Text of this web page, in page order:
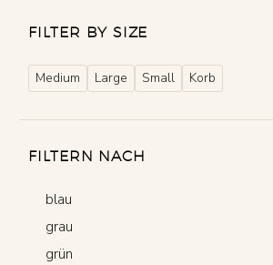
FILTER BY SIZE
Medium Large Small Korb
FILTERN NACH
blau
grau
grün